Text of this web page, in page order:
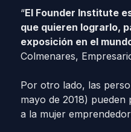
“El Founder Institute
que quieren lograrlo,
exposición en el
Colmenares,
Por otro lado, las
mayo de 2018) pueden
a la mujer